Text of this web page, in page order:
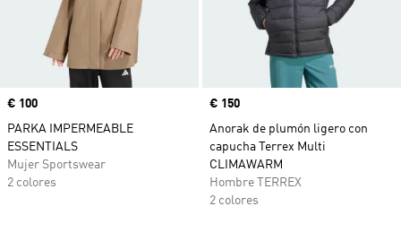
Precio
€ 100
PARKA IMPERMEABLE
ESSENTIALS
Mujer Sportswear
2 colores
Precio
€ 150
Anorak de plumón ligero con
capucha Terrex Multi
CLIMAWARM
Hombre TERREX
2 colores